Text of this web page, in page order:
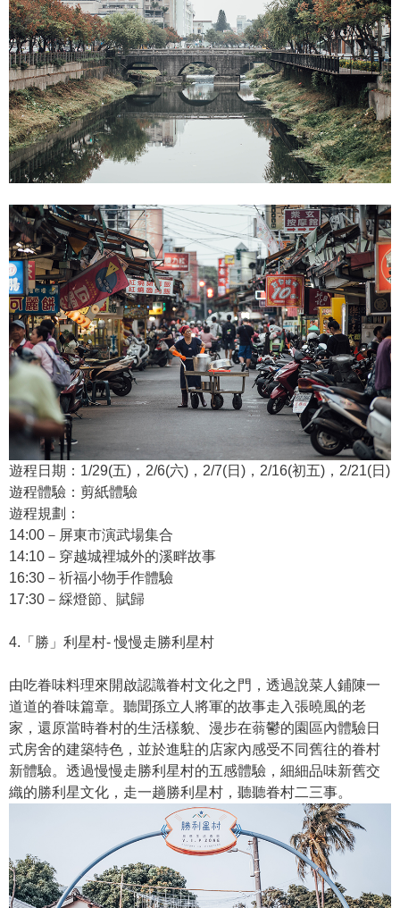
遊程日期：1/29(五)，2/6(六)，2/7(日)，2/16(初五)，2/21(日)
遊程體驗：剪紙體驗
遊程規劃：
14:00－屏東市演武場集合
14:10－穿越城裡城外的溪畔故事
16:30－祈福小物手作體驗
17:30－綵燈節、賦歸
4.「勝」利星村- 慢慢走勝利星村
由吃眷味料理來開啟認識眷村文化之門，透過說菜人鋪陳一
道道的眷味篇章。聽聞孫立人將軍的故事走入張曉風的老
家，還原當時眷村的生活樣貌、漫步在蓊鬱的園區內體驗日
式房舍的建築特色，並於進駐的店家內感受不同舊往的眷村
新體驗。透過慢慢走勝利星村的五感體驗，細細品味新舊交
織的勝利星文化，走一趟勝利星村，聽聽眷村二三事。